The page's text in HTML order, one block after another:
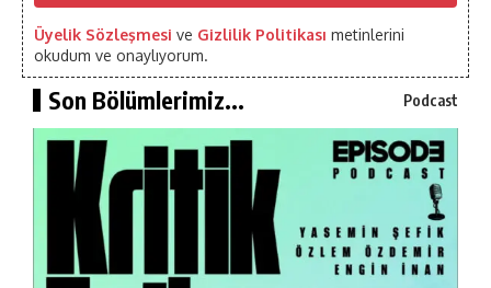
Üyelik Sözleşmesi ve Gizlilik Politikası metinlerini
okudum ve onaylıyorum.
Son Bölümlerimiz... Podcast